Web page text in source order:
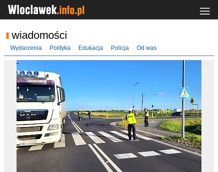
wiadomości
Wydarzenia Polityka Edukacja Policja Od was